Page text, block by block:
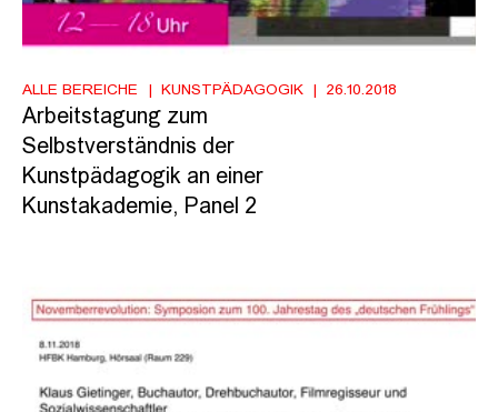
ALLE BEREICHE KUNSTPÄDAGOGIK 26.10.2018
Arbeitstagung zum
Selbstverständnis der
Kunstpädagogik an einer
Kunstakademie, Panel 2